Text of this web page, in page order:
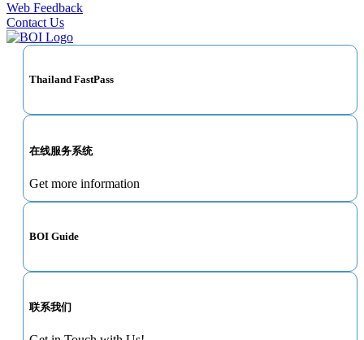
Web Feedback
Contact Us
Thailand FastPass
在线服务系统
Get more information
BOI Guide
联系我们